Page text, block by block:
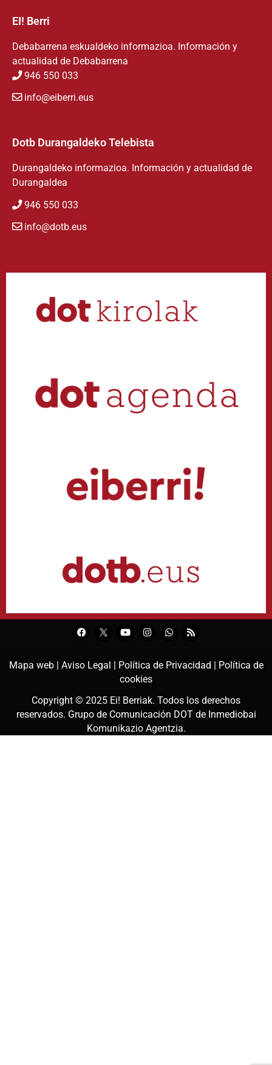
EI! Berri
Debabarrena eskualdeko informazioa. Información y
actualidad de Debabarrena
946 550 033
info@eiberri.eus
Dotb Durangaldeko Telebista
Durangaldeko informazioa. Información y actualidad de
Durangaldea
946 550 033
info@dotb.eus
Mapa web | Aviso Legal | Política de Privacidad | Política de
cookies
Copyright © 2025 Ei! Berriak. Todos los derechos
reservados. Grupo de Comunicación DOT de Inmediobai
Komunikazio Agentzia.